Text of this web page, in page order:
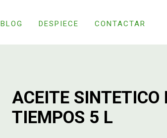
BLOG DESPIECE CONTACTAR
ACEITE SINTETICO
TIEMPOS 5 L